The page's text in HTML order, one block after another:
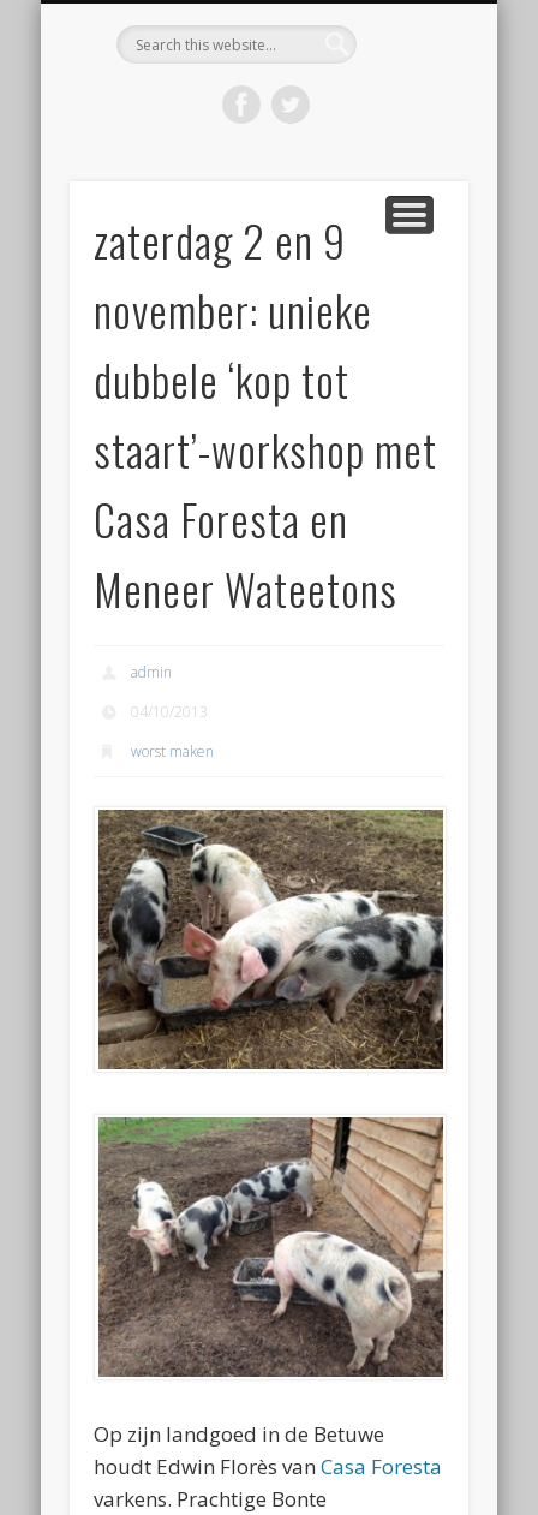
Worstlog
zaterdag 2 en 9
november: unieke
dubbele ‘kop tot
staart’-workshop met
Casa Foresta en
Meneer Wateetons
admin
04/10/2013
worst maken
Op zijn landgoed in de Betuwe
houdt Edwin Florès vanCasa Foresta
varkens. Prachtige Bonte